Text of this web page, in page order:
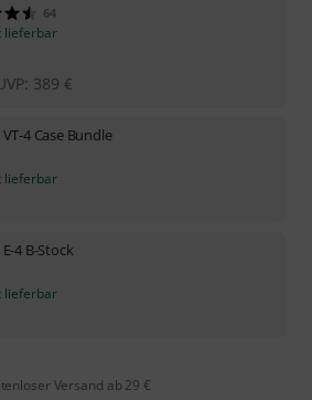
64
lieferbar
389 €
VT-4 Case Bundle
lieferbar
E-4 B-Stock
lieferbar
Versand ab 29 €